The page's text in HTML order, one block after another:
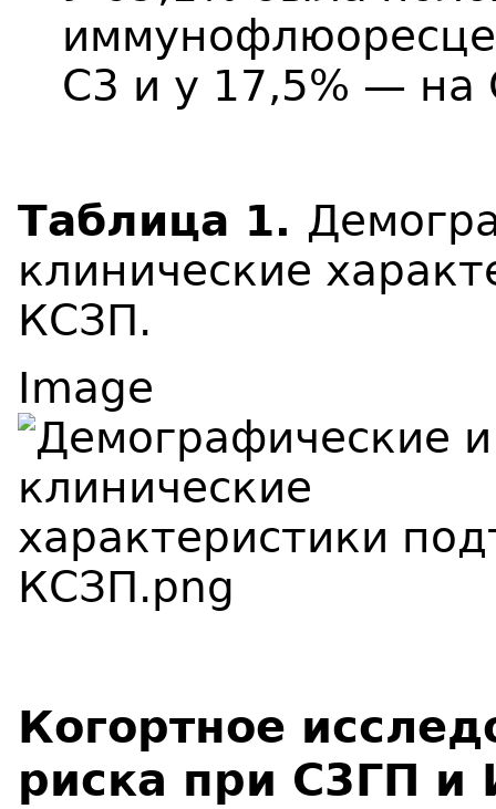
C3 и у 17,5% — на
Таблица 1.
клинические
КСЗП.
Image
Когортное
риска при С3ГП